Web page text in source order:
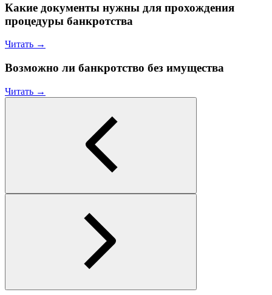
Какие документы нужны для прохождения
процедуры банкротства
Читать →
Возможно ли банкротство без имущества
Читать →